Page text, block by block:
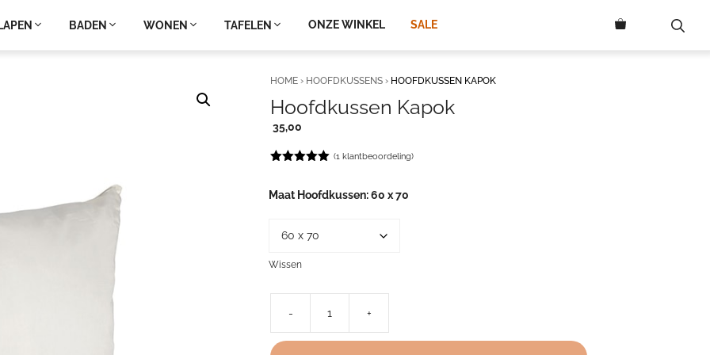
BADEN WONEN TAFELEN ONZE WINKEL SALE
HOME › HOOFDKUSSENS › HOOFDKUSSEN KAPOK
Hoofdkussen Kapok
(1klantbeoordeling)
35,00
Maat Hoofdkussen 60 x 70
Wissen
-
Hoofdkussen
Kapok
+